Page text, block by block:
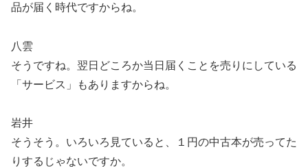
品が届く時代ですからね。
八雲
そうですね。翌日どころか当日届くことを売りにしている
「サービス」もありますからね。
岩井
そうそう。いろいろ見ていると、１円の中古本が売ってた
りするじゃないですか。